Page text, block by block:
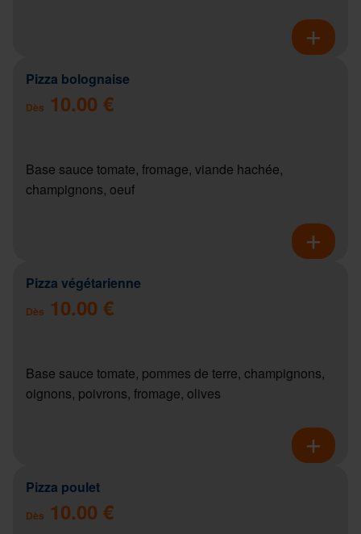
Pizza bolognaise
Dès 10.00 €
Base sauce tomate, fromage, viande hachée,
champignons, oeuf
Pizza végétarienne
Dès 10.00 €
Base sauce tomate, pommes de terre, champignons,
oignons, poivrons, fromage, olives
Pizza poulet
Dès 10.00 €